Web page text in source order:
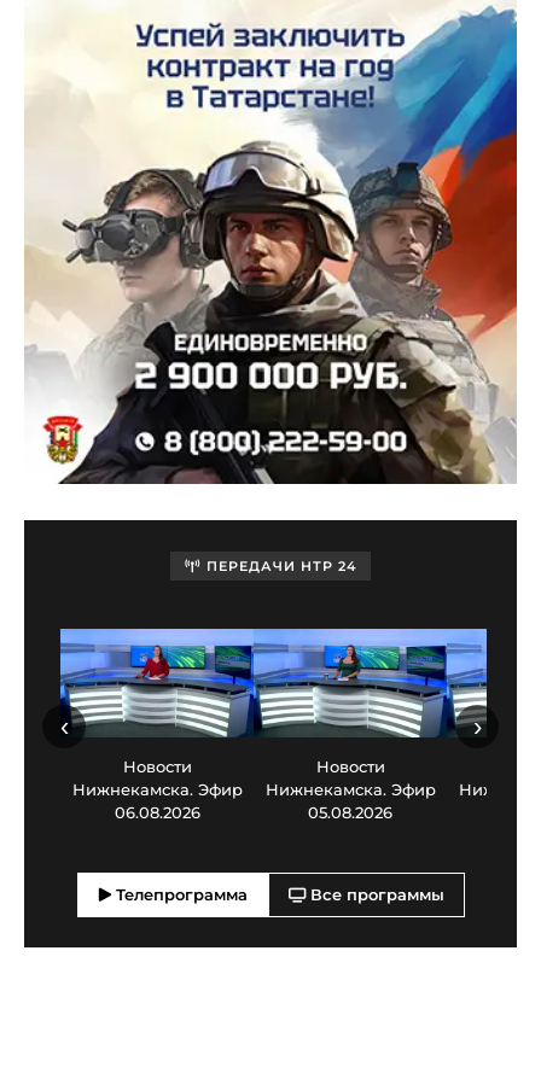
ПЕРЕДАЧИ НТР 24
Новости
Нижнекамска. Эфир
06.08.2026
Новости
Нижнекамска. Эфир
05.08.2026
‹ ›
Телепрограмма Все программы